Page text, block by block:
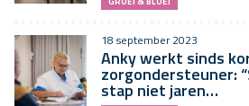
18 september 2023
Anky werkt sinds
zorgondersteuner:
stap niet jaren…